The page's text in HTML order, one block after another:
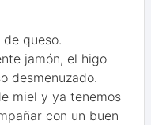
queso.
jamón, el higo
desmenuzado.
miel y ya tenemos
con un buen